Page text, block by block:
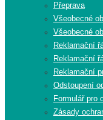
Přeprava
Všeobecné
Všeobecné
Reklamační
Reklamační
Reklamační
Odstoupení
Formulář pro
Zásady